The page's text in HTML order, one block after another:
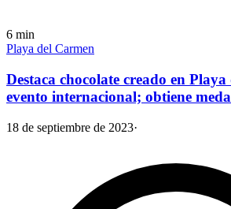
6 min
Playa del Carmen
Destaca chocolate creado en
evento internacional; obtiene
18 de septiembre de 2023·